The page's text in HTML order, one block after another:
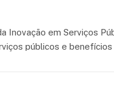
Inovação em Serviços
públicos e benefícios